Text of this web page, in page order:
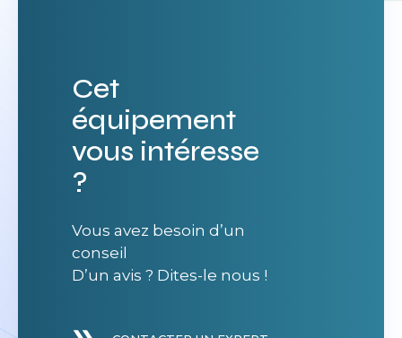
Cet
équipement
vous intéresse
?
Vous avez besoin d’un
conseil
D’un avis ? Dites-le nous !